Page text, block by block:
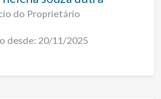
do Proprietário
desde: 20/11/2025